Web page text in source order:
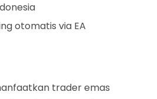
otomatis via EA
trader emas